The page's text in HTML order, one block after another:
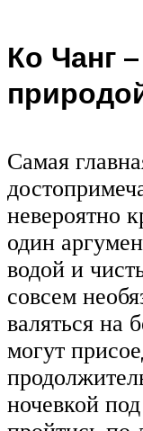
Ко Чанг
Самая
невероятно
один
водой и
совсем
валяться на
могут
ночевкой